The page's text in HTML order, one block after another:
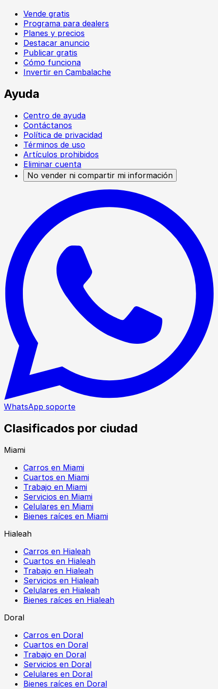
Vende gratis
Programa para dealers
Planes y precios
Destacar anuncio
Publicar gratis
Cómo funciona
Invertir en Cambalache
Ayuda
Centro de ayuda
Contáctanos
Política de privacidad
Términos de uso
Artículos prohibidos
Eliminar cuenta
No vender ni compartir mi información
WhatsApp soporte
Clasificados por ciudad
Miami
Carros en Miami
Cuartos en Miami
Trabajo en Miami
Servicios en Miami
Celulares en Miami
Bienes raíces en Miami
Hialeah
Carros en Hialeah
Cuartos en Hialeah
Trabajo en Hialeah
Servicios en Hialeah
Celulares en Hialeah
Bienes raíces en Hialeah
Doral
Carros en Doral
Cuartos en Doral
Trabajo en Doral
Servicios en Doral
Celulares en Doral
Bienes raíces en Doral